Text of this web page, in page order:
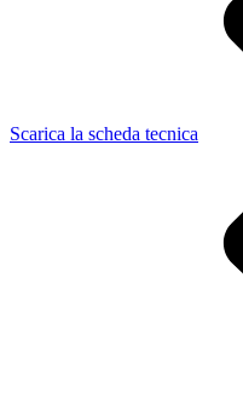
Scarica la scheda tecnica